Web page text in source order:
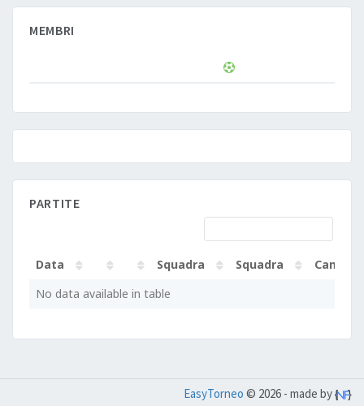
MEMBRI
PARTITE
Data Squadra Squadra
Campo
Data
Squadra
No data available in table
EasyTorneo © 2026 - made by